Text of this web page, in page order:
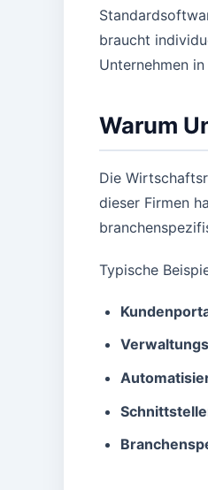
braucht
Unternehmen
Warum
Die
dieser Firmen
Typische